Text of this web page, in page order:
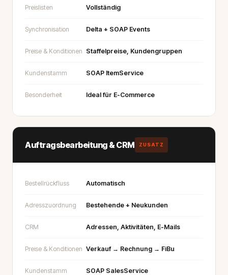
Preislisten Vollständig
Synchronisation Delta + SOAP Events
Preise & Konditionen Staffelpreise, Kundengruppen
Kundenstamm SOAP ItemService
Besonderheit Ideal für E-Commerce
Auftragsbearbeitung & CRM ZUSATZ
Bestellrückfluss Automatisch
Adresszuordnung Bestehende + Neukunden
CRM Adressen, Aktivitäten, E-Mails
Preise & Konditionen Verkauf → Rechnung → FiBu
Kundenstamm SOAP SalesService